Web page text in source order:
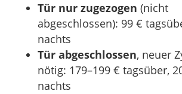
Tür nur zugezogen (nicht
abgeschlossen): 99 €
nachts
Tür abgeschlossen, neuer
nötig: 179–199 € tagsüber,
nachts